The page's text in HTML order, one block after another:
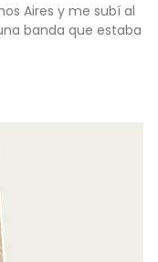
Aires y me subí al
banda que estaba